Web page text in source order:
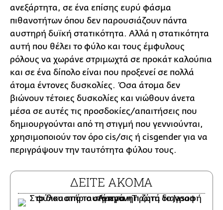
ανεξάρτητα, σε ένα επίσης ευρύ φάσμα
πιθανοτήτων όπου δεν παρουσιάζουν πάντα
αυστηρή δυϊκή στατικότητα. Αλλά η στατικότητα
αυτή που θέλει το φύλο και τους έμφυλους
ρόλους να χωράνε στριμωχτά σε προκάτ καλούπια
και σε ένα δίπολο είναι που προξενεί σε πολλά
άτομα έντονες δυσκολίες. Όσα άτομα δεν
βιώνουν τέτοιες δυσκολίες και νιώθουν άνετα
μέσα σε αυτές τις προσδοκίες/απαιτήσεις που
δημιουργούνται από τη στιγμή που γεννιούνται,
χρησιμοποιούν τον όρο cis/σις ή cisgender για να
περιγράψουν την ταυτότητα φύλου τους.
ΔΕΙΤΕ ΑΚΟΜΑ